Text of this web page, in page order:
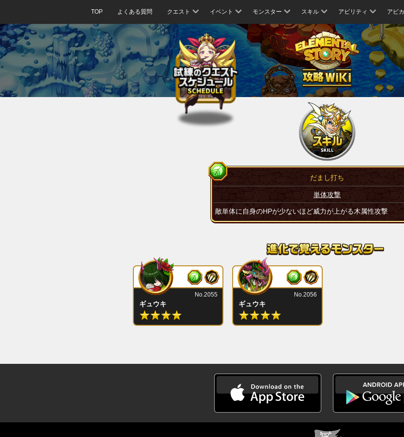
TOP よくある質問 クエスト イベント モンスター スキル アビリティ アビカ
だまし打ち
単体攻撃
敵単体に自身のHPが少ないほど威力が上がる木属性攻撃
ギュウキ
No.2055
ギュウキ
No.2056